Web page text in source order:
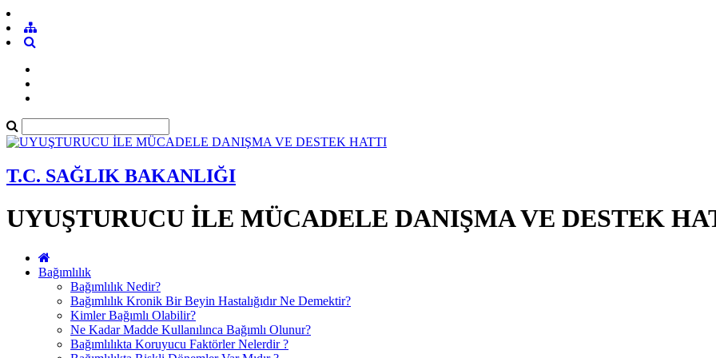
T.C. SAĞLIK BAKANLIĞI
UYUŞTURUCU İLE MÜCADELE DANIŞMA VE DESTEK
Bağımlılık
Bağımlılık Nedir?
Bağımlılık Kronik Bir Beyin Hastalığıdır Ne Demektir?
Kimler Bağımlı Olabilir?
Ne Kadar Madde Kullanılınca Bağımlı Olunur?
Bağımlılıkta Koruyucu Faktörler Nelerdir ?